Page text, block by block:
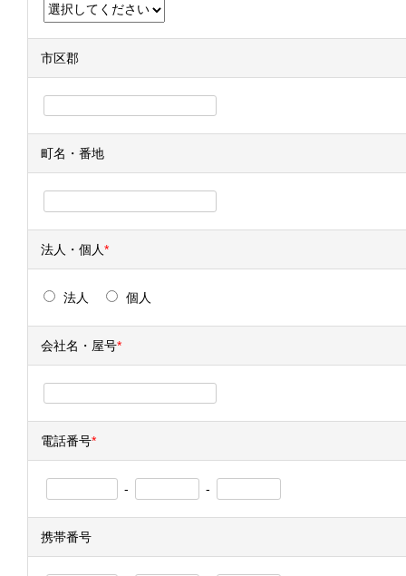
市区郡
町名・番地
法人・個人*
法人 個人
会社名・屋号*
電話番号*
- -
携帯番号